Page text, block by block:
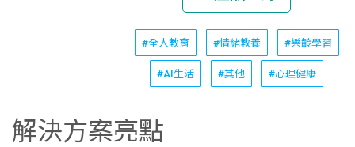
#全人教育 #情緒教養 #樂齡學習
#AI生活 #其他 #心理健康
解決方案亮點